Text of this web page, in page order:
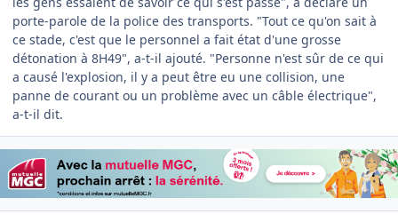
porte-parole de la police des transports. "Tout ce qu'on sait à
ce stade, c'est que le personnel a fait état d'une grosse
détonation à 8H49", a-t-il ajouté. "Personne n'est sûr de ce qui
a causé l'explosion, il y a peut être eu une collision, une
panne de courant ou un problème avec un câble électrique",
a-t-il dit.